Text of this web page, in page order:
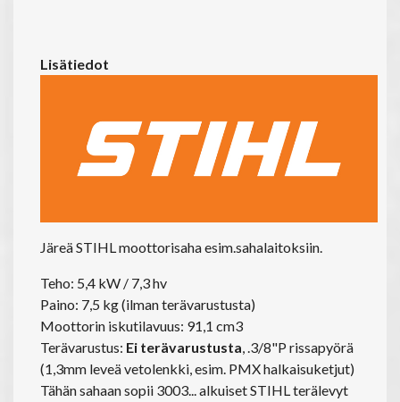
Lisätiedot
Järeä STIHL moottorisaha esim.sahalaitoksiin.
Teho: 5,4 kW / 7,3 hv
Paino: 7,5 kg (ilman terävarustusta)
Moottorin iskutilavuus: 91,1 cm3
Terävarustus: Ei terävarustusta, .3/8"P rissapyörä
(1,3mm leveä vetolenkki, esim. PMX halkaisuketjut)
Tähän sahaan sopii 3003... alkuiset STIHL terälevyt